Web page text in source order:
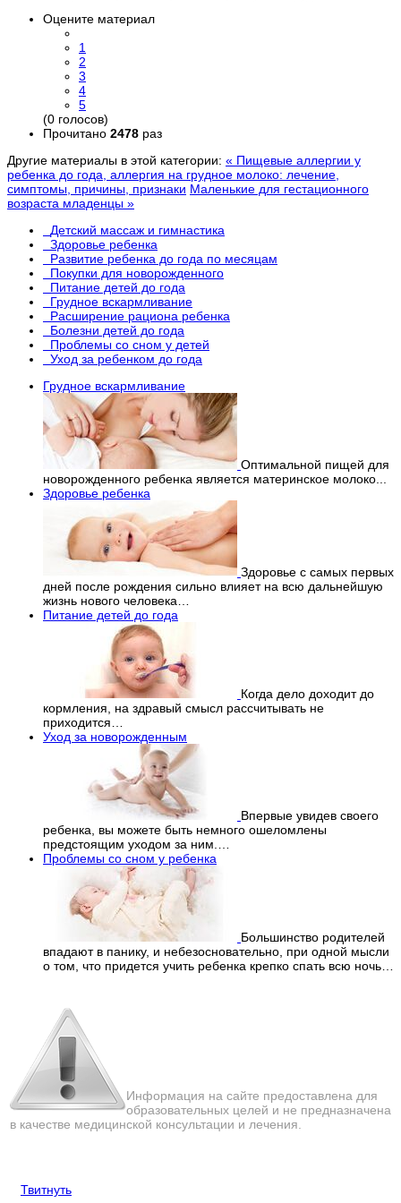
Оцените материал
1
2
3
4
5
(0 голосов)
Прочитано 2478 раз
Другие материалы в этой категории: « Пищевые аллергии у
ребенка до года, аллергия на грудное молоко: лечение,
симптомы, причины, признаки Маленькие для гестационного
возраста младенцы »
Детский массаж и гимнастика
Здоровье ребенка
Развитие ребенка до года по месяцам
Покупки для новорожденного
Питание детей до года
Грудное вскармливание
Расширение рациона ребенка
Болезни детей до года
Проблемы со сном у детей
Уход за ребенком до года
Грудное вскармливание
Оптимальной пищей для
новорожденного ребенка является материнское молоко...
Здоровье ребенка
Здоровье с самых первых
дней после рождения сильно влияет на всю дальнейшую
жизнь нового человека…
Питание детей до года
Когда дело доходит до
кормления, на здравый смысл рассчитывать не
приходится…
Уход за новорожденным
Впервые увидев своего
ребенка, вы можете быть немного ошеломлены
предстоящим уходом за ним.…
Проблемы со сном у ребенка
Большинство родителей
впадают в панику, и небезосновательно, при одной мысли
о том, что придется учить ребенка крепко спать всю ночь…
Информация на сайте предоставлена для
образовательных целей и не предназначена
в качестве медицинской консультации и лечения.
Твитнуть